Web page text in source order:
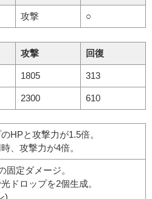
攻撃 ○
攻撃 回復
1805 313
2300 610
HPと攻撃力が1.5倍。
、攻撃力が4倍。
固定ダメージ。
ドロップを2個生成。